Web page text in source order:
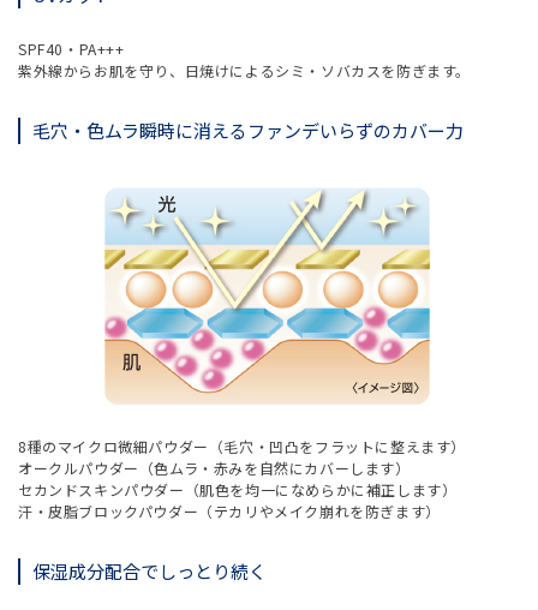
SPF40・PA+++
紫外線からお肌を守り、日焼けによるシミ・ソバカスを防ぎます。
毛穴・色ムラ瞬時に消えるファンデいらずのカバー力
8種のマイクロ微細パウダー（毛穴・凹凸をフラットに整えます）
オークルパウダー（色ムラ・赤みを自然にカバーします）
セカンドスキンパウダー（肌色を均一になめらかに補正します）
汗・皮脂ブロックパウダー（テカリやメイク崩れを防ぎます）
保湿成分配合でしっとり続く